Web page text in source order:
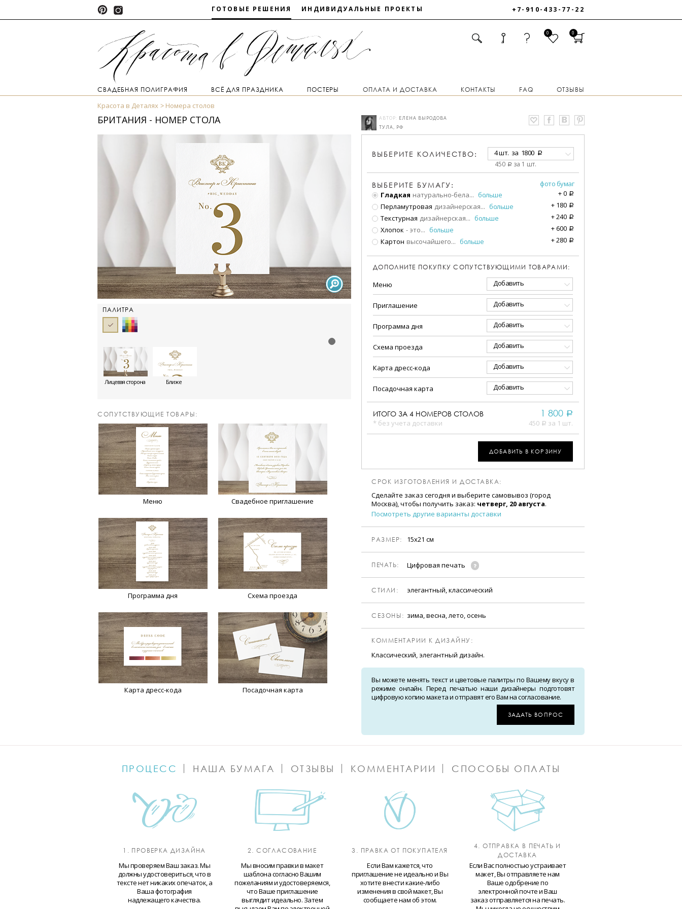
ГОТОВЫЕ РЕШЕНИЯ ИНДИВИДУАЛЬНЫЕ ПРОЕКТЫ +7-910-433-77-22
0 0
СВАДЕБНАЯ ПОЛИГРАФИЯ ВСЁ ДЛЯ ПРАЗДНИКА ПОСТЕРЫ ОПЛАТА И ДОСТАВКА КОНТАКТЫ FAQ ОТЗЫВЫ
Красота в Деталях Номера столов
БРИТАНИЯ - НОМЕР СТОЛА
ПАЛИТРА
Лицевая сторона Ближе
CОПУТСТВУЮЩИЕ ТОВАРЫ:
Меню Свадебное приглашение
Программа дня Схема проезда
Карта дресс-кода Посадочная карта
АВТОР: ЕЛЕНА ВЫРОДОВА
ТУЛА, РФ
ВЫБЕРИТЕ КОЛИЧЕСТВО: 4 шт. за 1800 a
450 a за 1 шт.
ВЫБЕРИТЕ БУМАГУ:
фото бумаг
Гладкая натурально-бела... больше +0 a
Перламутровая дизайнерская... больше + 180 a
Текстурная дизайнерская... больше +240 a
Хлопок - это... больше +600 a
Картон высочайшего... больше +280 a
ДОПОЛНИТЕ ПОКУПКУ СОПУТСТВУЮЩИМИ ТОВАРАМИ:
Меню Добавить
Приглашение Добавить
Программа дня Добавить
Схема проезда Добавить
Карта дресс-кода Добавить
Посадочная карта Добавить
ИТОГО ЗА 4 НОМЕРОВ СТОЛОВ
* без учета доставки
1 800 a
450 a за 1 шт.
ДОБАВИТЬ В КОРЗИНУ
СРОК ИЗГОТОВЛЕНИЯ И ДОСТАВКА:
Сделайте заказ сегодня и выберите самовывоз (город
Москва), чтобы получить заказ: четверг, 20 августа.
Посмотреть другие варианты доставки
РАЗМЕР: 15х21 см
ПЕЧАТЬ: Цифровая печать
CТИЛИ: элегантный, классический
CЕЗОНЫ: зима, весна, лето, осень
КОММЕНТАРИИ К ДИЗАЙНУ:
Классический, элегантный дизайн.
Вы можете менять текст и цветовые палитры по Вашему вкусу в
режиме онлайн. Перед печатью наши дизайнеры подготовят
цифровую копию макета и отправят его Вам на согласование.
ЗАДАТЬ ВОПРОС
ПРОЦЕСС НАША БУМАГА ОТЗЫВЫ КОММЕНТАРИИ СПОСОБЫ ОПЛАТЫ
1. ПРОВЕРКА ДИЗАЙНА
Мы проверяем Ваш заказ. Мы
должны удостовериться, что в
тексте нет никаких опечаток, а
Ваша фотография
надлежащего качества.
2. СОГЛАСОВАНИЕ
Мы вносим правки в макет
шаблона согласно Вашим
пожеланиям и удостоверяемся,
что Ваше приглашение
выглядит идеально. Затем
3. ПРАВКА ОТ ПОКУПАТЕЛЯ
Если Вам кажется, что
приглашение не идеально и Вы
хотите внести какие-либо
изменения в свой макет, Вы
сообщаете нам об этом.
4. ОТПРАВКА В ПЕЧАТЬ И
ДОСТАВКА
Если Вас полностью устраивает
макет, Вы отправляете нам
Ваше одобрение по
электронной почте и Ваш
заказ отправляется на печать.